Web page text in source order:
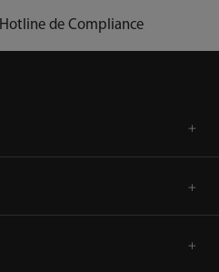
Hotline de Compliance